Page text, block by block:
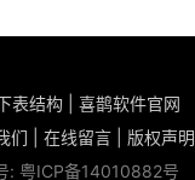
表结构
喜鹊软件官网
们 在线留言
版权声明
: 粤ICP备14010882号